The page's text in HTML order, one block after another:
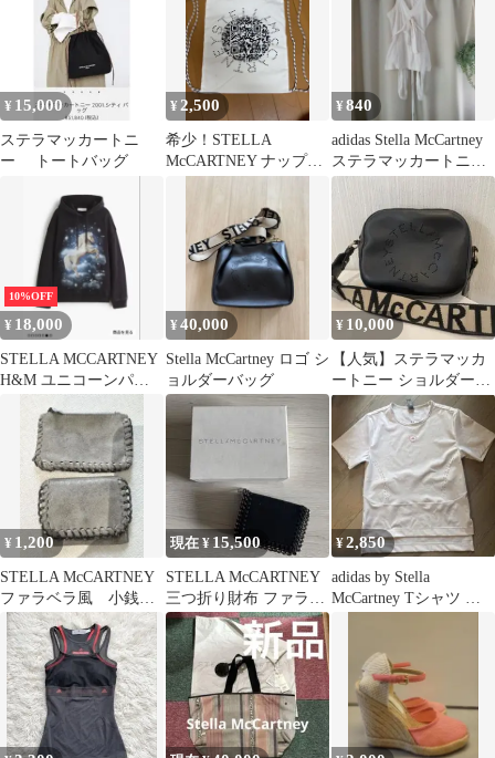
¥ 15,000
ステラマッカートニ
ー トートバッグ
¥2,500
希少！STELLA
McCARTNEY ナップサ
¥840
adidas Stella McCartney
ステラマッカートニー
トップス
10%OFF
¥ 18,000
STELLA MCCARTNEY
H&M ユニコーンパー
¥40,000
Stella McCartney ロゴ シ
ョルダーバッグ
¥ 10,000
【人気】ステラマッカ
ートニー ショルダーバ
ッグ ステラロゴ カメラ
バッグ 黒
¥ 1,200
STELLA McCARTNEY
ファラベラ風 小銭入
れ2個セット
現在 ¥ 15,500
STELLA McCARTNEY
三つ折り財布 ファラベ
ラ ブラック
¥2,850
adidas by Stella
McCartney Tシャツ レ